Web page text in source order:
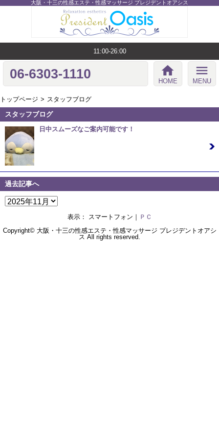
大阪・十三の性感エステ・性感マッサージ プレジデントオアシス
11:00-26:00
06-6303-1110 home
HOME
menu
MENU
トップページ スタッフブログ
スタッフブログ
日中スムーズなご案内可能です！
過去記事へ
表示： スマートフォン｜ ＰＣ
Copyright© 大阪・十三の性感エステ・性感マッサージ プレジデントオアシ
ス All rights reserved.